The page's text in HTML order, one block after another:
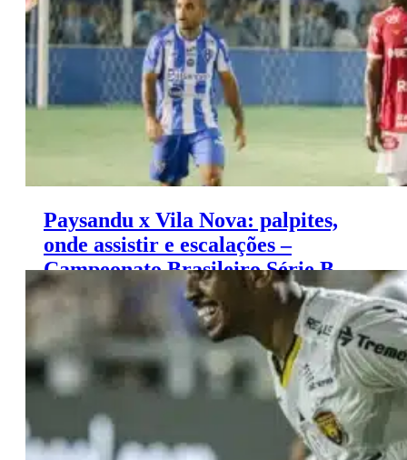
Paysandu x Vila Nova: palpites,
onde assistir e escalações –
Campeonato Brasileiro Série B
(24/11)